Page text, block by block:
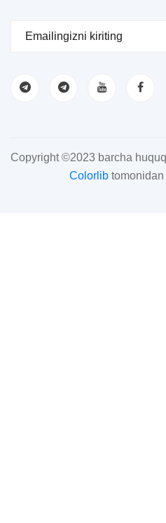
Copyright ©2023 barcha
Colorlibtomonidan